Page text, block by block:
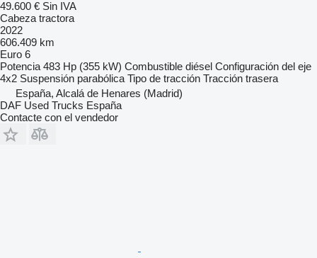
49.600 € Sin IVA
Cabeza tractora
2022
606.409 km
Euro 6
Potencia 483 Hp (355 kW) Combustible diésel Configuración del eje
4x2 Suspensión parabólica Tipo de tracción Tracción trasera
España, Alcalá de Henares (Madrid)
DAF Used Trucks España
Contacte con el vendedor